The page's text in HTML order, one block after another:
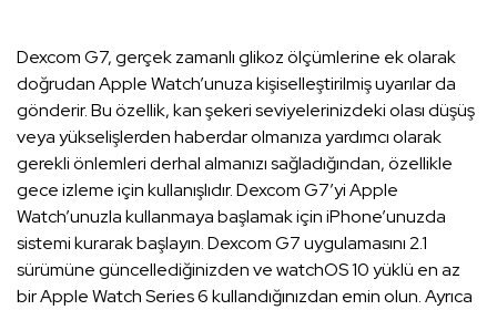
Dexcom G7, gerçek zamanlı glikoz ölçümlerine ek olarak
doğrudan Apple Watch’unuza kişiselleştirilmiş uyarılar da
gönderir. Bu özellik, kan şekeri seviyelerinizdeki olası düşüş
veya yükselişlerden haberdar olmanıza yardımcı olarak
gerekli önlemleri derhal almanızı sağladığından, özellikle
gece izleme için kullanışlıdır. Dexcom G7’yi Apple
Watch’unuzla kullanmaya başlamak için iPhone’unuzda
sistemi kurarak başlayın. Dexcom G7 uygulamasını 2.1
sürümüne güncellediğinizden ve watchOS 10 yüklü en az
bir Apple Watch Series 6 kullandığınızdan emin olun. Ayrıca